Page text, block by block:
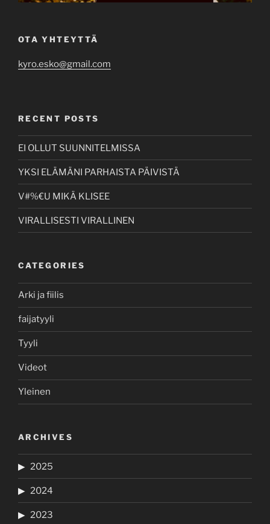
OTA YHTEYTTÄ
kyro.esko@gmail.com
RECENT POSTS
EI OLLUT SUUNNITELMISSA
YKSI ELÄMÄNI PARHAISTA PÄIVISTÄ
V#%€U MIKÄ KLISEE
VIRALLISESTI VIRALLINEN
CATEGORIES
Arki ja fiilis
faijatyyli
Tyyli
Videot
Yleinen
ARCHIVES
2025
2024
2023